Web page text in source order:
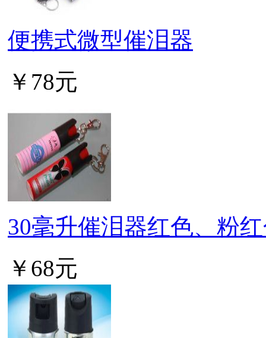
便携式微型催泪器
￥78元
30毫升催泪器红色、粉
￥68元